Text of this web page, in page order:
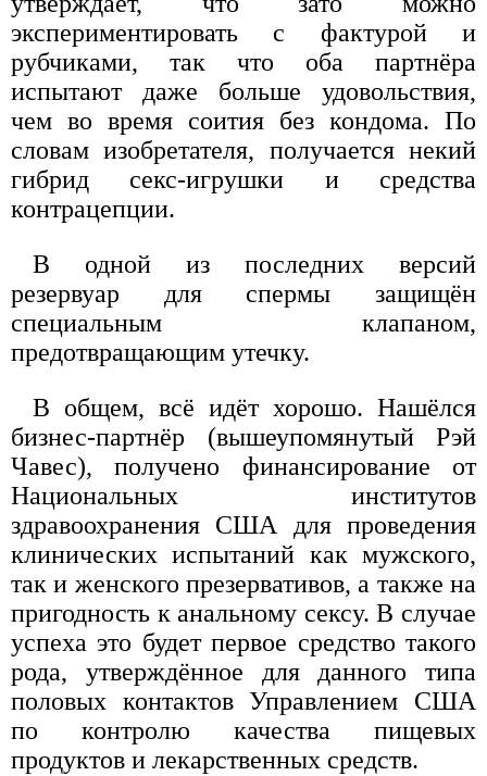
экспериментировать с фактурой и
рубчиками, так что оба партнёра
испытают даже больше удовольствия,
чем во время соития без кондома. По
словам изобретателя, получается некий
гибрид секс-игрушки и средства
контрацепции.
В одной из последних версий
резервуар для спермы защищён
специальным клапаном,
предотвращающим утечку.
В общем, всё идёт хорошо. Нашёлся
бизнес-партнёр (вышеупомянутый Рэй
Чавес), получено финансирование от
Национальных институтов
здравоохранения США для проведения
клинических испытаний как мужского,
так и женского презервативов, а также на
пригодность к анальному сексу. В случае
успеха это будет первое средство такого
рода, утверждённое для данного типа
половых контактов Управлением США
по контролю качества пищевых
продуктов и лекарственных средств.